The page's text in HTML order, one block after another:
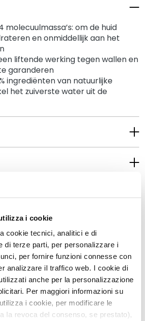
i cookie
cookie tecnici, analitici e di
di terze parti, per personalizzare i
per fornire funzioni connesse con
analizzare il traffico web. I cookie di
anche per la personalizzazione
Per maggiori informazioni su
i cookie, per modificare le
la revoca del consenso, se prestato),
molecuulmassa’s: om de huid
en onmiddellijk aan het
liftende werking tegen wallen en
garanderen
ingrediënten van natuurlijke
het zuiverste water uit de